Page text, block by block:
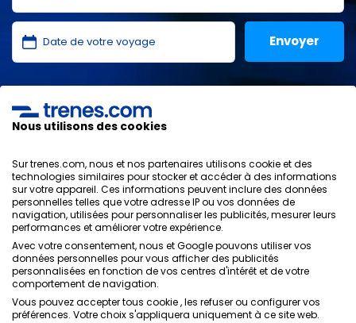
protection des données
ONLINE TRAVEL SOLUTIONS.
Politique de confidentialité
Conditions générales
Politique de sécurité
Contacts
Nous utilisons des cookies
Sur trenes.com, nous et nos partenaires utilisons cookie et des
technologies similaires pour stocker et accéder à des informations
sur votre appareil. Ces informations peuvent inclure des données
personnelles telles que votre adresse IP ou vos données de
navigation, utilisées pour personnaliser les publicités, mesurer leurs
performances et améliorer votre expérience.
Avec votre consentement, nous et Google pouvons utiliser vos
données personnelles pour vous afficher des publicités
personnalisées en fonction de vos centres d'intérêt et de votre
comportement de navigation.
Vous pouvez accepter tous cookie , les refuser ou configurer vos
préférences. Votre choix s'appliquera uniquement à ce site web.